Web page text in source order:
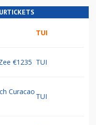
TUI
€1235 TUI
Curacao
TUI